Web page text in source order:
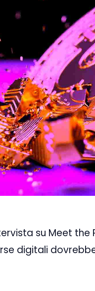
su Meet the
digitali